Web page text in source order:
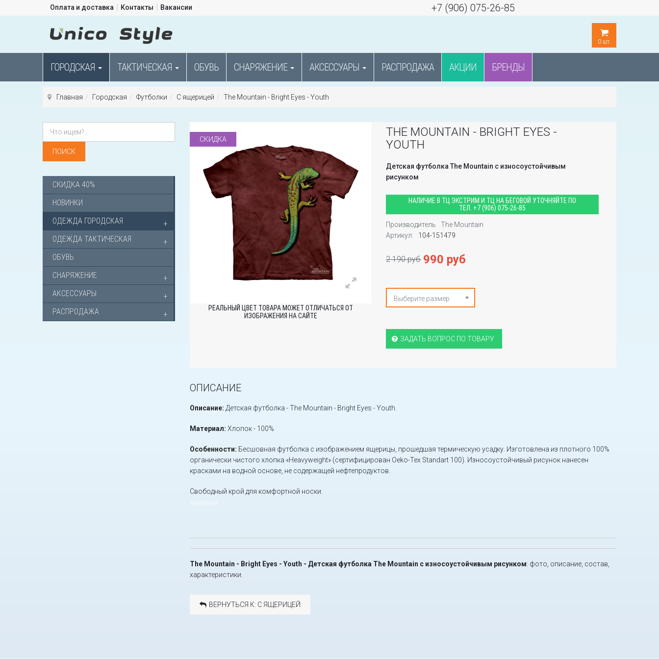
Оплата и доставка Контакты Вакансии +7 (906) 075-26-85
0шт.
ГОРОДСКАЯ ТАКТИЧЕСКАЯ ОБУВЬ СНАРЯЖЕНИЕ АКСЕССУАРЫ РАСПРОДАЖА АКЦИИ БРЕНДЫ
Главная Городская Футболки С ящерицей The Mountain - Bright Eyes - Youth
СКИДКА
РЕАЛЬНЫЙ ЦВЕТ ТОВАРА МОЖЕТ ОТЛИЧАТЬСЯ ОТ
ИЗОБРАЖЕНИЯ НА САЙТЕ
THE MOUNTAIN - BRIGHT EYES -
YOUTH
Детская футболка The Mountain с износоустойчивым
рисунком
НАЛИЧИЕ В ТЦ ЭКСТРИМ И ТЦ НА БЕГОВОЙ УТОЧНЯЙТЕ ПО
ТЕЛ. +7 (906) 075-26-85
Производитель
The Mountain
Артикул:
104-151479
2 190 руб 990 руб
Выберите размер
ЗАДАТЬ ВОПРОС ПО ТОВАРУ
ОПИСАНИЕ
Описание: Детская футболка - The Mountain - Bright Eyes - Youth.
Материал: Хлопок - 100%
Особенности: Бесшовная футболка с изображением ящерицы, прошедшая термическую усадку. Изготовлена из плотного 100%
органически чистого хлопка «Heavyweight» (сертифицирован Oeko-Tex Standart 100). Износоустойчивый рисунок нанесен
красками на водной основе, не содержащей нефтепродуктов.
Свободный крой для комфортной носки.
ящерица
The Mountain - Bright Eyes - Youth - Детская футболка The Mountain с износоустойчивым рисунком: фото, описание, состав,
характеристики.
ВЕРНУТЬСЯ К: С ЯЩЕРИЦЕЙ
СКИДКА 40%
НОВИНКИ
ОДЕЖДА ГОРОДСКАЯ
ОДЕЖДА ТАКТИЧЕСКАЯ
ОБУВЬ
СНАРЯЖЕНИЕ
АКСЕССУАРЫ
РАСПРОДАЖА